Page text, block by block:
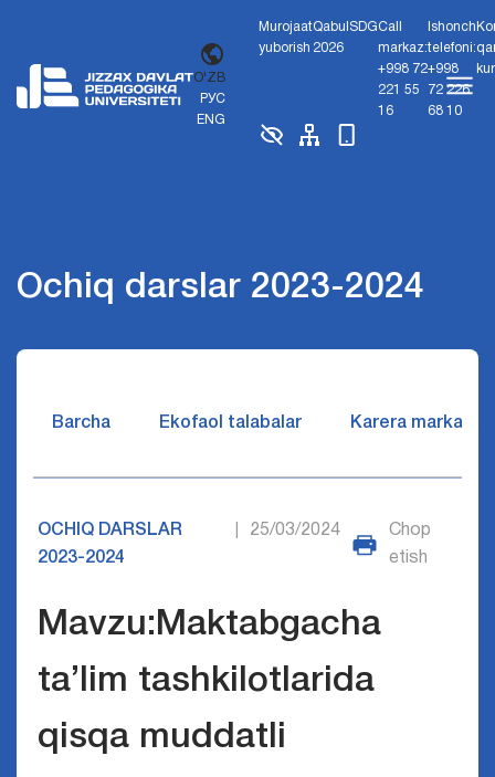
O'ZB
РУС
ENG
Murojaat
yuborish
Qabul
2026
SDGCall
markaz:
+998 72
221 55
16
Ishonch
telefoni:
+998
72 226
68 10
Ochiq darslar 2023-2024
Barcha Ekofaol talabalar Karera markazi
OCHIQ DARSLAR
2023-2024
25/03/2024
Chop
etish
Mavzu:Maktabgacha
ta’lim tashkilotlarida
qisqa muddatli